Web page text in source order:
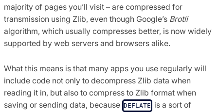
majority of pages you’ll visit – are compressed for
transmission using Zlib, even though Google’s Brotli
algorithm, which usually compresses better, is now widely
supported by web servers and browsers alike.
What this means is that many apps you use regularly will
include code not only to decompress Zlib data when
reading it in, but also to compress to Zlib format when
saving or sending data, because DEFLATE is a sort of